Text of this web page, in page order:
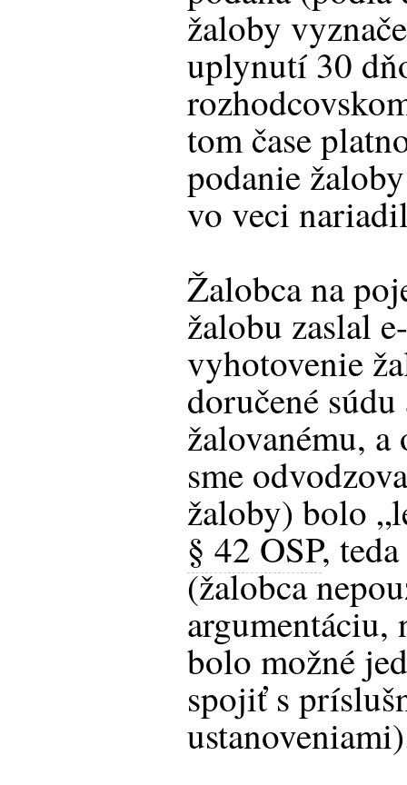
žaloby
uplynutí 30
tom čase
podanie
vo veci
Žalobca na
žalobu zaslal
vyhotovenie
doručené
žalovanému,
sme
žaloby) bolo
§ 42 OSP,
(žalobca
argumentáciu,
bolo možné
spojiť s